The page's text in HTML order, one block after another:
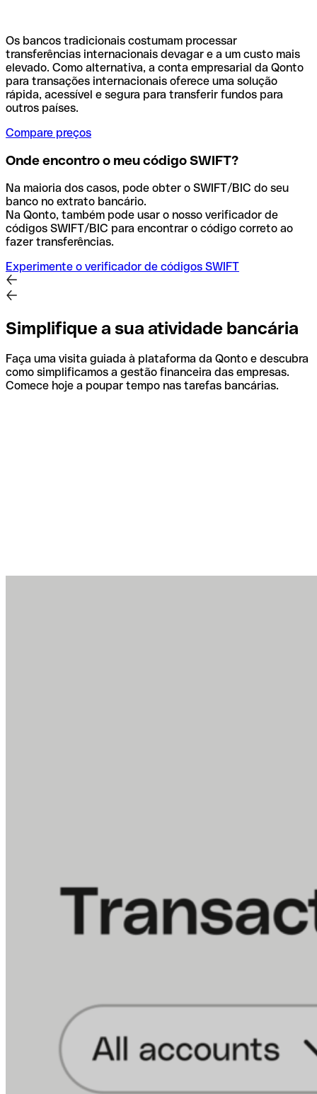
Os bancos tradicionais costumam processar
transferências internacionais devagar e a um custo mais
elevado. Como alternativa, a conta empresarial da Qonto
para transações internacionais oferece uma solução
rápida, acessível e segura para transferir fundos para
outros países.
Compare preços
Onde encontro o meu código SWIFT?
Na maioria dos casos, pode obter o SWIFT/BIC do seu
banco no extrato bancário.
Na Qonto, também pode usar o nosso verificador de
códigos SWIFT/BIC para encontrar o código correto ao
fazer transferências.
Experimente o verificador de códigos SWIFT
Simplifique a sua atividade bancária
Faça uma visita guiada à plataforma da Qonto e descubra
como simplificamos a gestão financeira das empresas.
Comece hoje a poupar tempo nas tarefas bancárias.